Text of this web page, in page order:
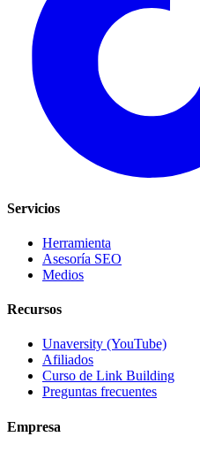
Servicios
Herramienta
Asesoría SEO
Medios
Recursos
Unaversity (YouTube)
Afiliados
Curso de Link Building
Preguntas frecuentes
Empresa